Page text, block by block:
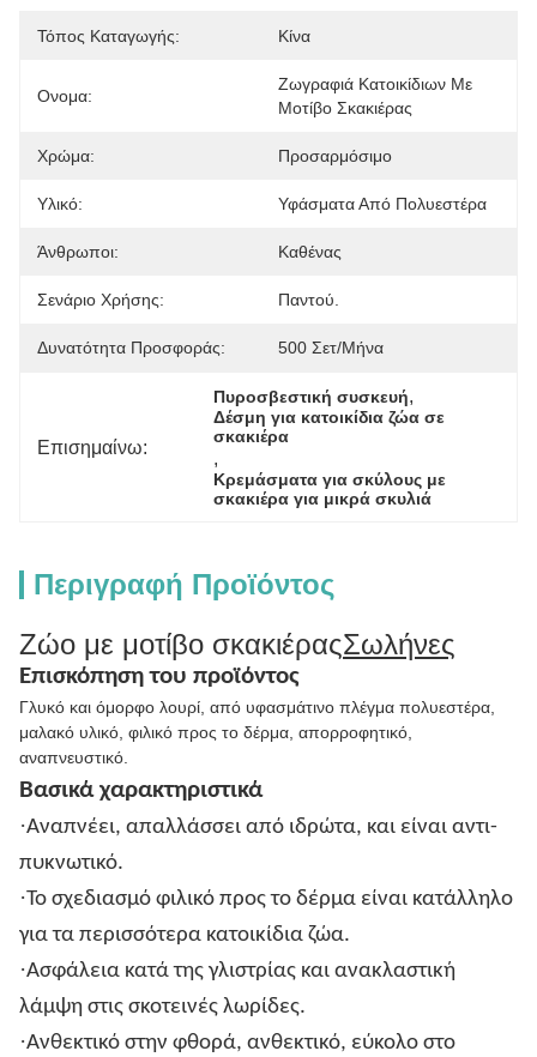
Τόπος Καταγωγής: Κίνα
Ονομα:
Ζωγραφιά Κατοικίδιων Με
Μοτίβο Σκακιέρας
Χρώμα: Προσαρμόσιμο
Υλικό: Υφάσματα Από Πολυεστέρα
Άνθρωποι: Καθένας
Σενάριο Χρήσης: Παντού.
Δυνατότητα Προσφοράς: 500 Σετ/μήνα
Επισημαίνω:
Πυροσβεστική συσκευή,
Δέσμη για κατοικίδια ζώα σε
σκακιέρα
,
Κρεμάσματα για σκύλους με
σκακιέρα για μικρά σκυλιά
Περιγραφή Προϊόντος
Ζώο με μοτίβο σκακιέραςΣωλήνες
Επισκόπηση του προϊόντος
Γλυκό και όμορφο λουρί, από υφασμάτινο πλέγμα πολυεστέρα,
μαλακό υλικό, φιλικό προς το δέρμα, απορροφητικό,
αναπνευστικό.
Βασικά χαρακτηριστικά
·Αναπνέει, απαλλάσσει από ιδρώτα, και είναι αντι-
πυκνωτικό.
·Το σχεδιασμό φιλικό προς το δέρμα είναι κατάλληλο
για τα περισσότερα κατοικίδια ζώα.
·Ασφάλεια κατά της γλιστρίας και ανακλαστική
λάμψη στις σκοτεινές λωρίδες.
·Ανθεκτικό στην φθορά, ανθεκτικό, εύκολο στο